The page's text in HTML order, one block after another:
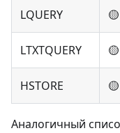
LQUERY 🟡
LTXTQUERY 🟡
HSTORE 🟡
Аналогичный